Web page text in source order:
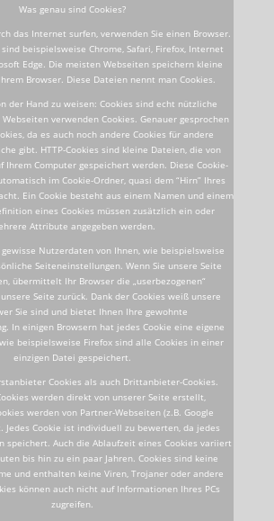
Was genau sind Cookies?
das Internet surfen, verwenden Sie einen Browser.
beispielsweise Chrome, Safari, Firefox, Internet
Edge. Die meisten Webseiten speichern kleine
Browser. Diese Dateien nennt man Cookies.
der Hand zu weisen: Cookies sind echt nützliche
verwenden Cookies. Genauer gesprochen
da es auch noch andere Cookies für andere
gibt. HTTP-Cookies sind kleine Dateien, die von
Ihrem Computer gespeichert werden. Diese Cookie-
im Cookie-Ordner, quasi dem “Hirn” Ihres
Ein Cookie besteht aus einem Namen und einem
eines Cookies müssen zusätzlich ein oder
Attribute angegeben werden.
Nutzerdaten von Ihnen, wie beispielsweise
Seiteneinstellungen. Wenn Sie unsere Seite
übermittelt Ihr Browser die „userbezogenen“
Seite zurück. Dank der Cookies weiß unsere
Sie sind und bietet Ihnen Ihre gewohnte
In einigen Browsern hat jedes Cookie eine eigene
beispielsweise Firefox sind alle Cookies in einer
einzigen Datei gespeichert.
Cookies als auch Drittanbieter-Cookies.
werden direkt von unserer Seite erstellt,
werden von Partner-Webseiten (z.B. Google
Jedes Cookie ist individuell zu bewerten, da jedes
speichert. Auch die Ablaufzeit eines Cookies variiert
bis hin zu ein paar Jahren. Cookies sind keine
und enthalten keine Viren, Trojaner oder andere
können auch nicht auf Informationen Ihres PCs
zugreifen.